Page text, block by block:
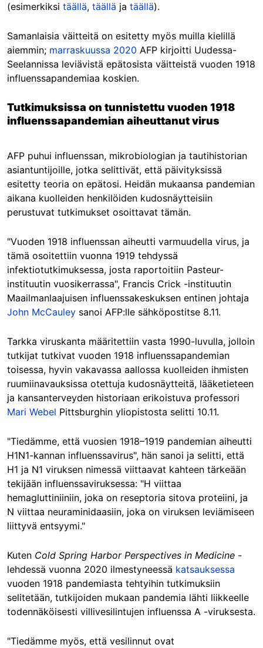
(esimerkiksi täällä, täällä ja täällä).
Samanlaisia väitteitä on esitetty myös muilla kielillä
aiemmin; marraskuussa 2020 AFP kirjoitti Uudessa-
Seelannissa leviävistä epätosista väitteistä vuoden 1918
influenssapandemiaa koskien.
Tutkimuksissa on tunnistettu vuoden 1918
influenssapandemian aiheuttanut virus
AFP puhui influenssan, mikrobiologian ja tautihistorian
asiantuntijoille, jotka selittivät, että päivityksissä
esitetty teoria on epätosi. Heidän mukaansa pandemian
aikana kuolleiden henkilöiden kudosnäytteisiin
perustuvat tutkimukset osoittavat tämän.
"Vuoden 1918 influenssan aiheutti varmuudella virus, ja
tämä osoitettiin vuonna 1919 tehdyssä
infektiotutkimuksessa, josta raportoitiin Pasteur-
instituutin vuosikerrassa", Francis Crick -instituutin
Maailmanlaajuisen influenssakeskuksen entinen johtaja
John McCauley sanoi AFP:lle sähköpostitse 8.11.
Tarkka viruskanta määritettiin vasta 1990-luvulla, jolloin
tutkijat tutkivat vuoden 1918 influenssapandemian
toisessa, hyvin vakavassa aallossa kuolleiden ihmisten
ruumiinavauksissa otettuja kudosnäytteitä, lääketieteen
ja kansanterveyden historiaan erikoistuva professori
Mari Webel Pittsburghin yliopistosta selitti 10.11.
"Tiedämme, että vuosien 1918–1919 pandemian aiheutti
H1N1-kannan influenssavirus", hän sanoi ja selitti, että
H1 ja N1 viruksen nimessä viittaavat kahteen tärkeään
tekijään influenssaviruksessa: "H viittaa
hemagluttiniiniin, joka on reseptoria sitova proteiini, ja
N viittaa neuraminidaasiin, joka on viruksen leviämiseen
liittyvä entsyymi."
Kuten Cold Spring Harbor Perspectives in Medicine -
lehdessä vuonna 2020 ilmestyneessä katsauksessa
vuoden 1918 pandemiasta tehtyihin tutkimuksiin
selitetään, tutkijoiden mukaan pandemia lähti liikkeelle
todennäköisesti villivesilintujen influenssa A -viruksesta.
"Tiedämme myös, että vesilinnut ovat